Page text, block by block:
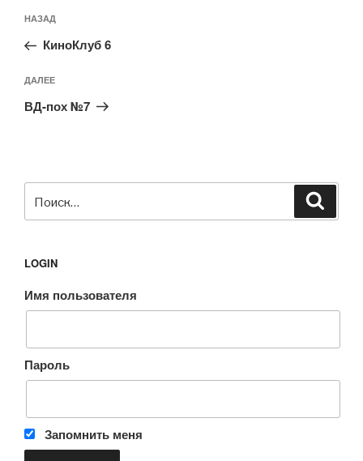
по
записям
Предыдущая
запись:
НАЗАД
КиноКлуб 6
Следующая
запись
ДАЛЕЕ
ВД-пох №7
LOGIN
Имя пользователя
Пароль
Запомнить меня